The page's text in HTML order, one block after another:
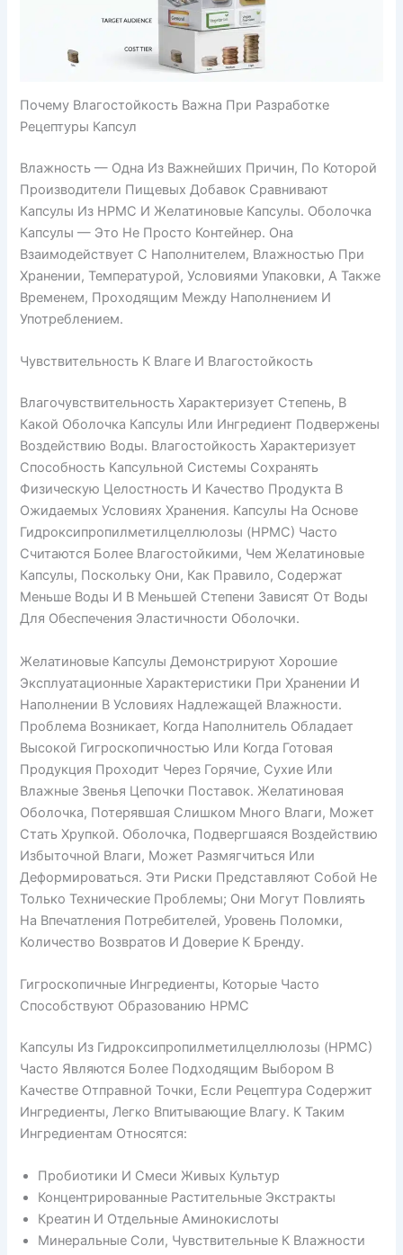
Почему Влагостойкость Важна При Разработке
Рецептуры Капсул
Влажность — Одна Из Важнейших Причин, По Которой
Производители Пищевых Добавок Сравнивают
Капсулы Из HPMC И Желатиновые Капсулы. Оболочка
Капсулы — Это Не Просто Контейнер. Она
Взаимодействует С Наполнителем, Влажностью При
Хранении, Температурой, Условиями Упаковки, А Также
Временем, Проходящим Между Наполнением И
Употреблением.
Чувствительность К Влаге И Влагостойкость
Влагочувствительность Характеризует Степень, В
Какой Оболочка Капсулы Или Ингредиент Подвержены
Воздействию Воды. Влагостойкость Характеризует
Способность Капсульной Системы Сохранять
Физическую Целостность И Качество Продукта В
Ожидаемых Условиях Хранения. Капсулы На Основе
Гидроксипропилметилцеллюлозы (HPMC) Часто
Считаются Более Влагостойкими, Чем Желатиновые
Капсулы, Поскольку Они, Как Правило, Содержат
Меньше Воды И В Меньшей Степени Зависят От Воды
Для Обеспечения Эластичности Оболочки.
Желатиновые Капсулы Демонстрируют Хорошие
Эксплуатационные Характеристики При Хранении И
Наполнении В Условиях Надлежащей Влажности.
Проблема Возникает, Когда Наполнитель Обладает
Высокой Гигроскопичностью Или Когда Готовая
Продукция Проходит Через Горячие, Сухие Или
Влажные Звенья Цепочки Поставок. Желатиновая
Оболочка, Потерявшая Слишком Много Влаги, Может
Стать Хрупкой. Оболочка, Подвергшаяся Воздействию
Избыточной Влаги, Может Размягчиться Или
Деформироваться. Эти Риски Представляют Собой Не
Только Технические Проблемы; Они Могут Повлиять
На Впечатления Потребителей, Уровень Поломки,
Количество Возвратов И Доверие К Бренду.
Гигроскопичные Ингредиенты, Которые Часто
Способствуют Образованию HPMC
Капсулы Из Гидроксипропилметилцеллюлозы (HPMC)
Часто Являются Более Подходящим Выбором В
Качестве Отправной Точки, Если Рецептура Содержит
Ингредиенты, Легко Впитывающие Влагу. К Таким
Ингредиентам Относятся:
Пробиотики И Смеси Живых Культур
Концентрированные Растительные Экстракты
Креатин И Отдельные Аминокислоты
Минеральные Соли, Чувствительные К Влажности